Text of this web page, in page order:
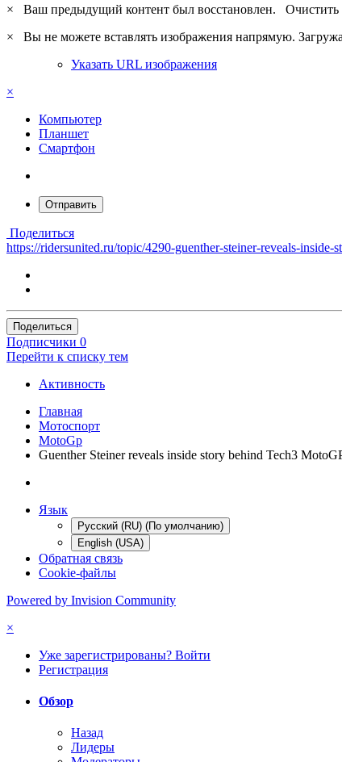
×
Ваш предыдущий контент был восстановлен. Очистить
×
Вы не можете вставлять изображения напрямую.
Указать URL изображения
×
Компьютер
Планшет
Смартфон
Отправить
Поделиться
https://ridersunited.ru/topic/4290-guenther-steiner-reveals-
Поделиться
Подписчики 0
Перейти к списку тем
Активность
Главная
Мотоспорт
MotoGp
Guenther Steiner reveals inside story behind Tech3
Язык
Русский (RU) (По умолчанию)
English (USA)
Обратная связь
Cookie-файлы
Powered by Invision Community
×
Уже зарегистрированы? Войти
Регистрация
Обзор
Назад
Лидеры